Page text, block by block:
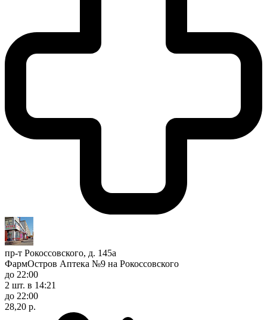
пр-т Рокоссовского, д. 145а
ФармОстров Аптека №9 на Рокоссовского
до 22:00
2 шт. в 14:21
до 22:00
28,20 р.